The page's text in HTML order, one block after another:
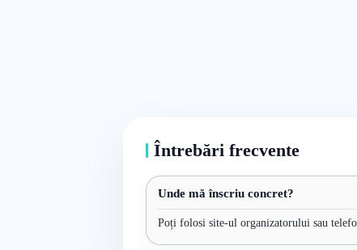
Întrebări frecvente
Unde mă înscriu concret?
Poți folosi site-ul organizatorului sau